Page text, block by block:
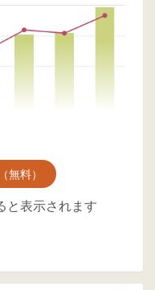
無料）
と表示されます